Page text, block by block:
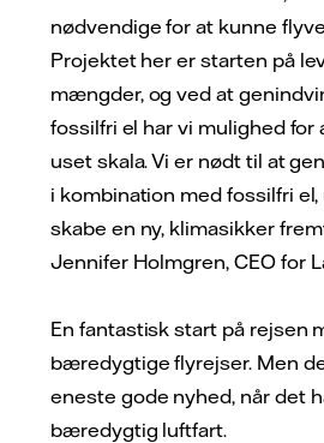
nødvendige for at kunne
Projektet her er starten på
mængder, og ved at
fossilfri el har vi mulighed for
uset skala. Vi er nødt til at
i kombination med fossilfri
skabe en ny, klimasikker
Jennifer Holmgren, CEO for
En fantastisk start på rejsen
bæredygtige flyrejser. Men
eneste gode nyhed, når det
bæredygtig luftfart.